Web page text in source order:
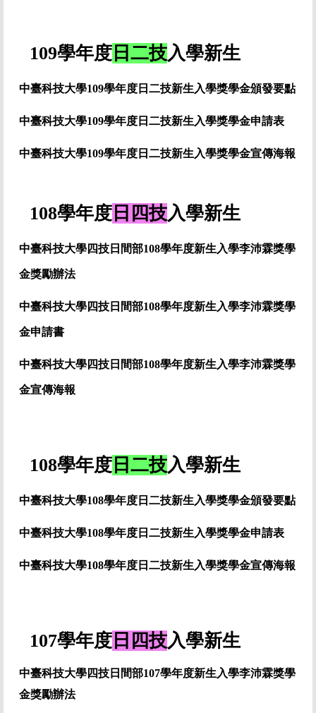
109學年度 日二技入學新生
中臺科技大學109學年度日二技新生入學獎學金頒發要點
中臺科技大學109學年度日二技新生入學獎學金申請表
中臺科技大學109學年度日二技新生入學獎學金宣傳海報
108學年度 日四技入學新生
中臺科技大學四技日間部108學年度新生入學李沛霖獎學
金獎勵辦法
中臺科技大學四技日間部108學年度新生入學李沛霖獎學
金申請書
中臺科技大學四技日間部108學年度新生入學李沛霖獎學
金宣傳海報
108學年度 日二技入學新生
中臺科技大學108學年度日二技新生入學獎學金頒發要點
中臺科技大學108學年度日二技新生入學獎學金申請表
中臺科技大學108學年度日二技新生入學獎學金宣傳海報
107學年度 日四技入學新生
中臺科技大學四技日間部107學年度新生入學李沛霖獎學
金獎勵辦法